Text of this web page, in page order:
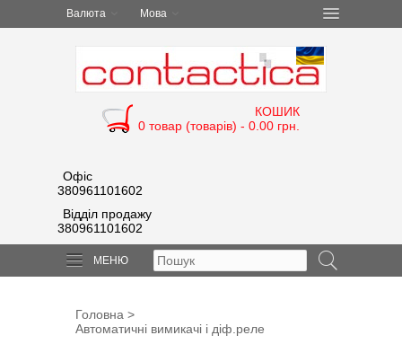
Валюта Мова
КОШИК
0 товар (товарів) - 0.00 грн.
Офіс
380961101602
Відділ продажу
380961101602
МЕНЮ
Головна >
Автоматичні вимикачі і діф.реле